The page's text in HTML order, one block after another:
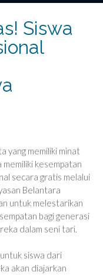
Siswa
yang memiliki minat
kesempatan
secara gratis melalui
Belantara
untuk melestarikan
bagi generasi
dalam seni tari.
siswa dari
akan diajarkan